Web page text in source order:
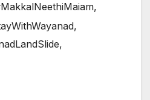
,
,
,